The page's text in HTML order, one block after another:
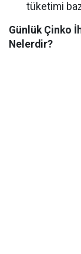
tüketimi
Günlük Çinko
Nelerdir?